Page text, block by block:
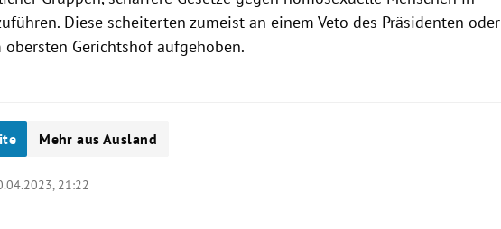
Diese scheiterten zumeist an einem Veto des Präsidenten oder
Gerichtshof aufgehoben.
Mehr aus Ausland
21:22